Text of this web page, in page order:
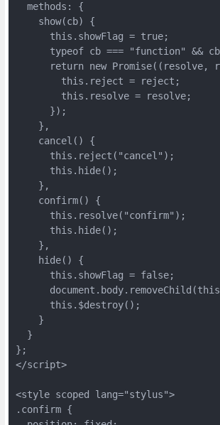
  methods: {
    show(cb) {
      this.showFlag = true;
typeof cb === "function" &&
return new Promise((resolve,
        this.reject = reject;
        this.resolve = resolve;
      });
    },
    cancel() {
      this.reject("cancel");
      this.hide();
    },
    confirm() {
      this.resolve("confirm");
      this.hide();
    },
    hide() {
      this.showFlag = false;
      this.$destroy();
    }
  }
};
</script>
<style scoped lang="stylus">
.confirm {